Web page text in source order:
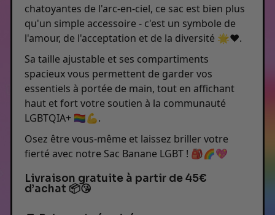
chatoyantes de l'arc-en-ciel, ce sac est bien plus
qu'un simple accessoire - c'est un symbole de
l'amour, de l'acceptation et de la diversité 🌟❤️.
Sa taille ajustable et ses compartiments
spacieux vous permettent de garder vos
essentiels à portée de main, tout en affichant
haut et fort votre soutien à la communauté
LGBTQIA+ 🏳️‍🌈💪.
Osez être vous-même et laissez briller votre
fierté avec notre Sac Banane LGBT ! 🎒🌈💖
Livraison gratuite à partir de 45€
d’achat 📦😘